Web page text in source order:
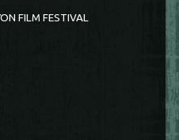
FILM FESTIVAL